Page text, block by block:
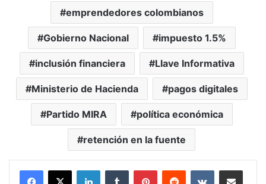
emprendedores colombianos
Gobierno Nacional impuesto 1.5%
inclusión financiera Llave Informativa
Ministerio de Hacienda pagos digitales
Partido MIRA política económica
retención en la fuente
LinkedInTumblr PinterestReddit VKontakteCompartir vía Mail